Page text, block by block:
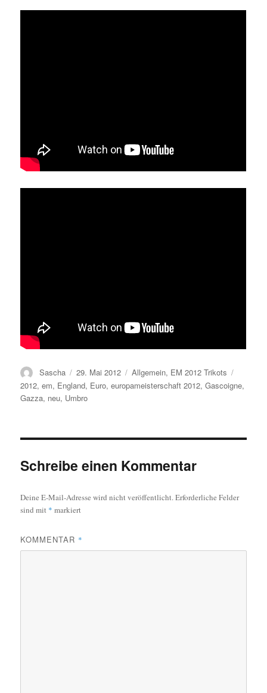
Autor
Sascha
Veröffentlicht
am
29. Mai 2012 Kategorien
Allgemein, EM 2012 Trikots
2012,em, England, Euro,europameisterschaft 2012,Gascoigne,
Gazza, neu, Umbro
Schreibe einen Kommentar
Deine E-Mail-Adresse wird nicht veröffentlicht.Erforderliche Felder
sind mit * markiert
KOMMENTAR *